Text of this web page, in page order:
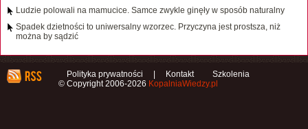
Ludzie polowali na mamucice. Samce zwykle ginęły w sposób naturalny
Spadek dzietności to uniwersalny wzorzec. Przyczyna jest prostsza, niż
można by sądzić
Polityka prywatności Kontakt
Szkolenia
© Copyright 2006-2026 KopalniaWiedzy.pl